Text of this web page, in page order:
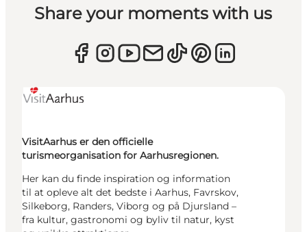
Share your moments with us
VisitAarhus er den officielle
turismeorganisation for Aarhusregionen.
Her kan du finde inspiration og information
til at opleve alt det bedste i Aarhus, Favrskov,
Silkeborg, Randers, Viborg og på Djursland –
fra kultur, gastronomi og byliv til natur, kyst